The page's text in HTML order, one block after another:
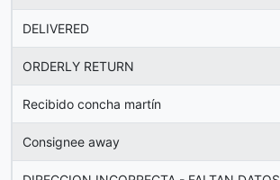
DELIVERED
ORDERLY RETURN
Recibido concha martín
Consignee away